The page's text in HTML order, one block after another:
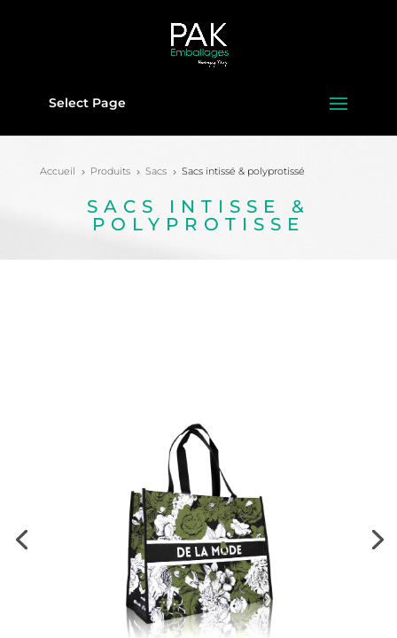
Select Page
Accueil 5 Produits 5 Sacs 5 Sacs intissé & polyprotissé
SACS INTISSE &
POLYPROTISSE